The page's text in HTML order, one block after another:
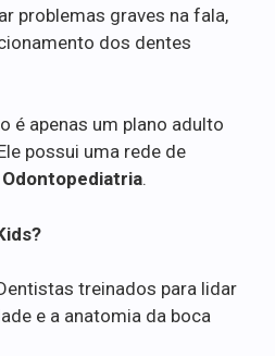
problemas graves na fala,
dos dentes
é apenas um plano adulto
possui uma rede de
Odontopediatria.
treinados para lidar
e a anatomia da boca